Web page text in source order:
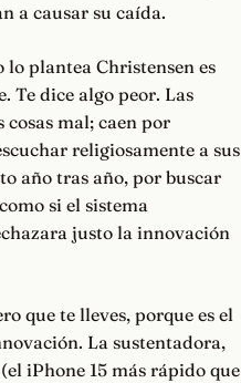
a causar su caída.
lo plantea Christensen es
Te dice algo peor. Las
cosas mal; caen por
religiosamente a sus
año tras año, por buscar
si el sistema
justo la innovación
que te lleves, porque es el
La sustentadora,
iPhone 15 más rápido que